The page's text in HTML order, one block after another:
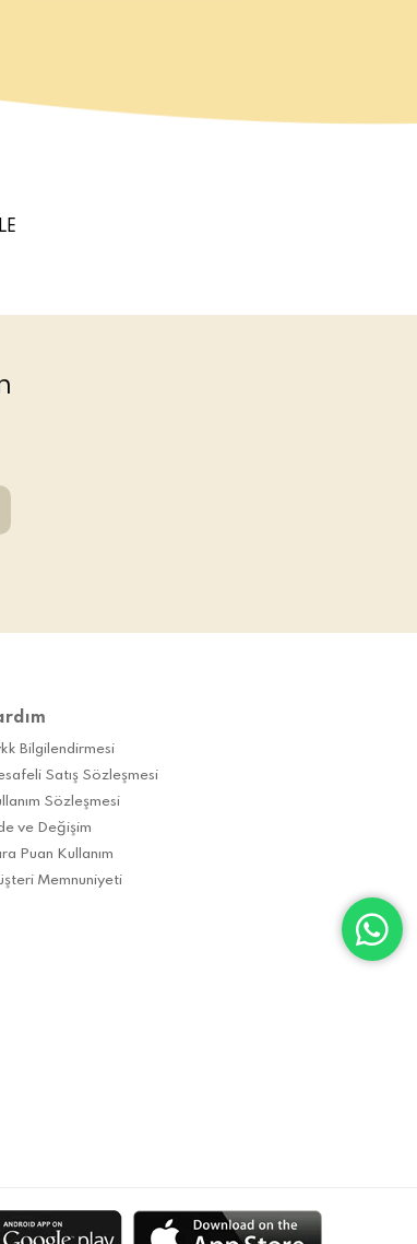
Bilgilendirmesi
Satış Sözleşmesi
Sözleşmesi
ve Değişim
Puan Kullanım
Memnuniyeti